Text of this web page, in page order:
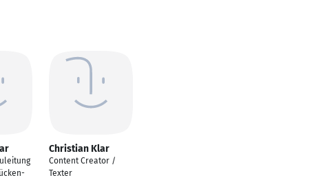
Christian Klar
Content Creator /
Texter